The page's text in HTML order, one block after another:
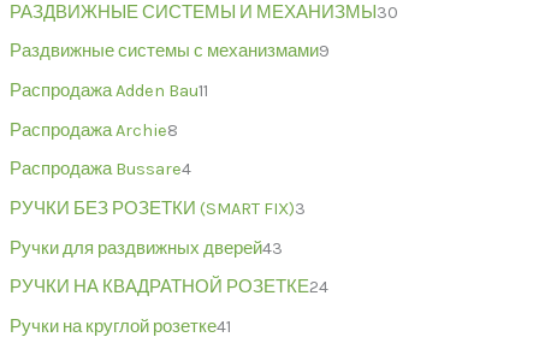
РАЗДВИЖНЫЕ СИСТЕМЫ И МЕХАНИЗМЫ 30
Раздвижные системы с механизмами9
Распродажа Adden Bau11
Распродажа Archie8
Распродажа Bussare4
РУЧКИ БЕЗ РОЗЕТКИ (SMART FIX)3
Ручки для раздвижных дверей43
РУЧКИ НА КВАДРАТНОЙ РОЗЕТКЕ24
Ручки на круглой розетке41